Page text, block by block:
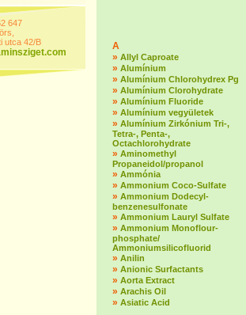
647
utca 42/B
A
» Allyl Caproate
» Alumínium
» Alumínium Chlorohydrex Pg
» Alumínium Clorohydrate
» Alumínium Fluoride
» Alumínium vegyületek
» Alumínium Zirkónium Tri-,
Tetra-, Penta-,
Octachlorohydrate
» Aminomethyl
Propaneidol/propanol
» Ammónia
» Ammonium Coco-Sulfate
» Ammonium Dodecyl-
benzenesulfonate
» Ammonium Lauryl Sulfate
» Ammonium Monoflour-
phosphate/
Ammoniumsilicofluorid
» Anilin
» Anionic Surfactants
» Aorta Extract
» Arachis Oil
» Asiatic Acid